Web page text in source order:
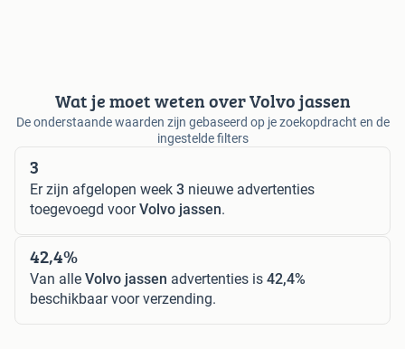
Wat je moet weten over Volvo jassen
De onderstaande waarden zijn gebaseerd op je zoekopdracht en de
ingestelde filters
3
Er zijn afgelopen week 3 nieuwe advertenties
toegevoegd voorVolvo jassen.
42,4%
Van alle Volvo jassen advertenties is 42,4%
beschikbaar voor verzending.